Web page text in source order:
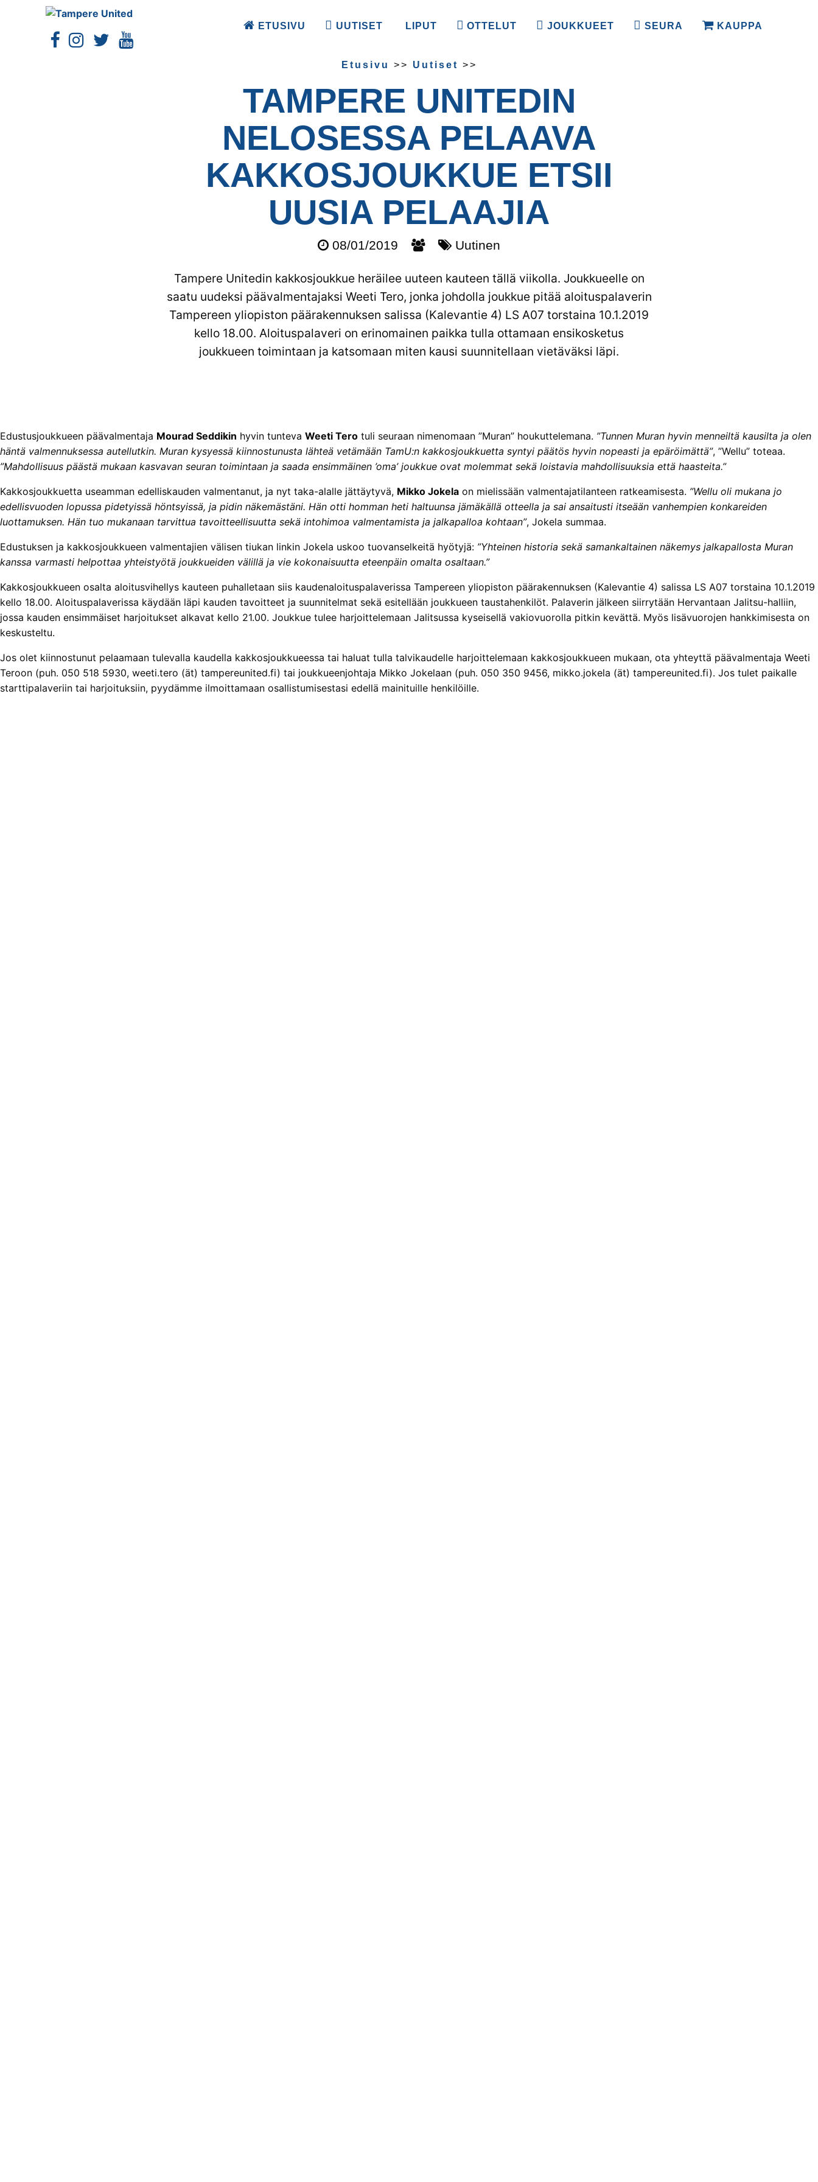
ETUSIVU UUTISET LIPUT OTTELUT JOUKKUEET SEURA KAUPPA
Etusivu >> Uutiset >>
TAMPERE UNITEDIN
NELOSESSA PELAAVA
KAKKOSJOUKKUE ETSII
UUSIA PELAAJIA
08/01/2019 Uutinen
Tampere Unitedin kakkosjoukkue heräilee uuteen kauteen tällä viikolla. Joukkueelle on
saatu uudeksi päävalmentajaksi Weeti Tero, jonka johdolla joukkue pitää aloituspalaverin
Tampereen yliopiston päärakennuksen salissa (Kalevantie 4) LS A07 torstaina 10.1.2019
kello 18.00. Aloituspalaveri on erinomainen paikka tulla ottamaan ensikosketus
joukkueen toimintaan ja katsomaan miten kausi suunnitellaan vietäväksi läpi.
Edustusjoukkueen päävalmentaja Mourad Seddikin hyvin tunteva Weeti Tero tuli seuraan nimenomaan ”Muran” houkuttelemana. ”Tunnen Muran hyvin menneiltä kausilta ja olen
häntä valmennuksessa autellutkin. Muran kysyessä kiinnostunusta lähteä vetämään TamU:n kakkosjoukkuetta syntyi päätös hyvin nopeasti ja epäröimättä”, ”Wellu” toteaa.
”Mahdollisuus päästä mukaan kasvavan seuran toimintaan ja saada ensimmäinen ’oma’ joukkue ovat molemmat sekä loistavia mahdollisuuksia että haasteita.”
Kakkosjoukkuetta useamman edelliskauden valmentanut, ja nyt taka-alalle jättäytyvä, Mikko Jokela on mielissään valmentajatilanteen ratkeamisesta. ”Wellu oli mukana jo
edellisvuoden lopussa pidetyissä höntsyissä, ja pidin näkemästäni. Hän otti homman heti haltuunsa jämäkällä otteella ja sai ansaitusti itseään vanhempien konkareiden
luottamuksen. Hän tuo mukanaan tarvittua tavoitteellisuutta sekä intohimoa valmentamista ja jalkapalloa kohtaan”, Jokela summaa.
Edustuksen ja kakkosjoukkueen valmentajien välisen tiukan linkin Jokela uskoo tuovanselkeitä hyötyjä: ”Yhteinen historia sekä samankaltainen näkemys jalkapallosta Muran
kanssa varmasti helpottaa yhteistyötä joukkueiden välillä ja vie kokonaisuutta eteenpäin omalta osaltaan.”
Kakkosjoukkueen osalta aloitusvihellys kauteen puhalletaan siis kaudenaloituspalaverissa Tampereen yliopiston päärakennuksen (Kalevantie 4) salissa LS A07 torstaina 10.1.2019
kello 18.00. Aloituspalaverissa käydään läpi kauden tavoitteet ja suunnitelmat sekä esitellään joukkueen taustahenkilöt. Palaverin jälkeen siirrytään Hervantaan Jalitsu-halliin,
jossa kauden ensimmäiset harjoitukset alkavat kello 21.00. Joukkue tulee harjoittelemaan Jalitsussa kyseisellä vakiovuorolla pitkin kevättä. Myös lisävuorojen hankkimisesta on
keskusteltu.
Jos olet kiinnostunut pelaamaan tulevalla kaudella kakkosjoukkueessa tai haluat tulla talvikaudelle harjoittelemaan kakkosjoukkueen mukaan, ota yhteyttä päävalmentaja Weeti
Teroon (puh. 050 518 5930, weeti.tero (ät) tampereunited.fi) tai joukkueenjohtaja Mikko Jokelaan (puh. 050 350 9456, mikko.jokela (ät) tampereunited.fi). Jos tulet paikalle
starttipalaveriin tai harjoituksiin, pyydämme ilmoittamaan osallistumisestasi edellä mainituille henkilöille.